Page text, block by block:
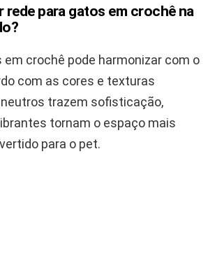
rede para gatos em crochê na
em crochê pode harmonizar com o
com as cores e texturas
trazem sofisticação,
tornam o espaço mais
para o pet.